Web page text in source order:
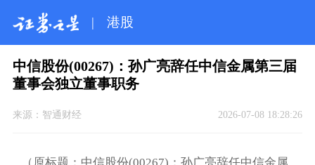
| 港股
中信股份(00267)：孙广亮辞任中信金属第三届
董事会独立董事职务
来源： 智通财经 2026-07-08 18:28:26
（原标题：中信股份(00267)：孙广亮辞任中信金属